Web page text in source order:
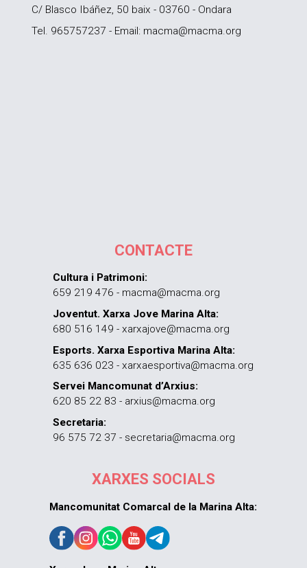
C/ Blasco Ibáñez, 50 baix - 03760 - Ondara
Tel. 965757237 - Email: macma@macma.org
CONTACTE
Cultura i Patrimoni:
659 219 476 - macma@macma.org
Joventut. Xarxa Jove Marina Alta:
680 516 149 - xarxajove@macma.org
Esports. Xarxa Esportiva Marina Alta:
635 636 023 - xarxaesportiva@macma.org
Servei Mancomunat d’Arxius:
620 85 22 83 - arxius@macma.org
Secretaria:
96 575 72 37 - secretaria@macma.org
XARXES SOCIALS
Mancomunitat Comarcal de la Marina Alta: